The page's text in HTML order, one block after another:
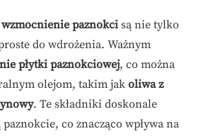
paznokci są nie tylko
do wdrożenia. Ważnym
płytki paznokciowej, co można
olejom, takim jak oliwa z
. Te składniki doskonale
co znacząco wpływa na